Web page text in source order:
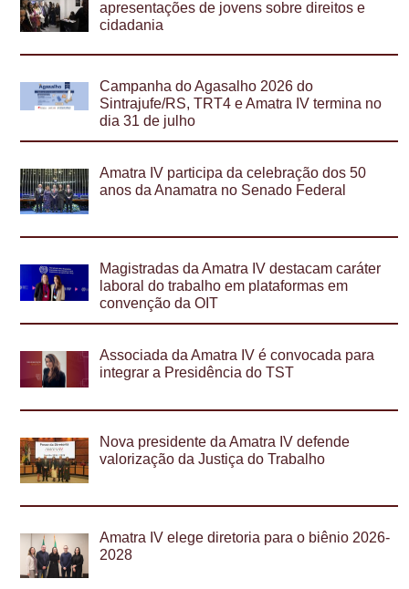
apresentações de jovens sobre direitos e
cidadania
Campanha do Agasalho 2026 do
Sintrajufe/RS, TRT4 e Amatra IV termina no
dia 31 de julho
Amatra IV participa da celebração dos 50
anos da Anamatra no Senado Federal
Magistradas da Amatra IV destacam caráter
laboral do trabalho em plataformas em
convenção da OIT
Associada da Amatra IV é convocada para
integrar a Presidência do TST
Nova presidente da Amatra IV defende
valorização da Justiça do Trabalho
Amatra IV elege diretoria para o biênio 2026-
2028